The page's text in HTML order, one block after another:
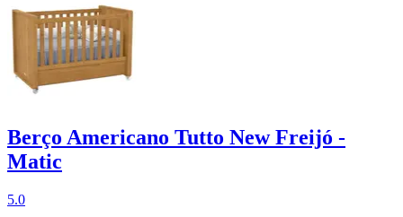
Berço Americano Tutto New Freijó -
Matic
5.0